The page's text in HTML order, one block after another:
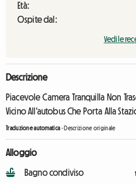
Età:
Ospite dal:
Vedi le
Descrizione
Piacevole Camera Tranquilla Non
Vicino All'autobus Che Porta Alla
Traduzione automatica-Descrizione originale
Alloggio
Bagno condiviso